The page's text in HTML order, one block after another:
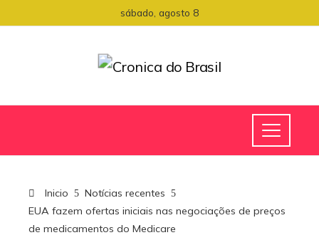
sábado, agosto 8
Inicio
Notícias recentes
EUA fazem ofertas iniciais nas negociações de preços
de medicamentos do Medicare